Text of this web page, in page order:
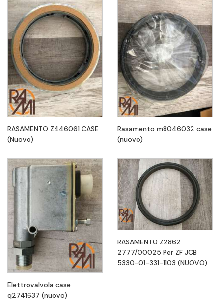
RASAMENTO Z446061 CASE
(Nuovo)
Rasamento m8046032 case
(nuovo)
Elettrovalvola case
q2741637 (nuovo)
RASAMENT0 Z2862
2777/00025 Per ZF JCB
5330-01-331-1103 (NUOVO)